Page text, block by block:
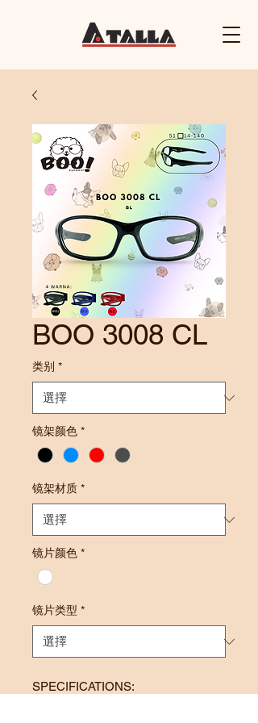
BOO 3008 CL
类别 *
镜架颜色 *
镜架材质 *
镜片颜色 *
镜片类型 *
SPECIFICATIONS: